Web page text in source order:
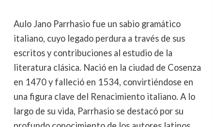
Aulo Jano Parrhasio fue un sabio gramático
italiano, cuyo legado perdura a través de sus
escritos y contribuciones al estudio de la
literatura clásica. Nació en la ciudad de Cosenza
en 1470 y falleció en 1534, convirtiéndose en
una figura clave del Renacimiento italiano. A lo
largo de su vida, Parrhasio se destacó por su